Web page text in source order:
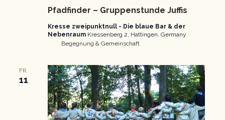
Pfadfinder – Gruppenstunde Juffis
Kresse zweipunktnull - Die blaue Bar & der
Nebenraum Kressenberg 2, Hattingen, Germany
Begegnung & Gemeinschaft
FR.
11